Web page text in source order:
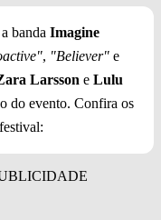
banda Imagine
, "Believer" e
Larsson e Lulu
do evento. Confira os